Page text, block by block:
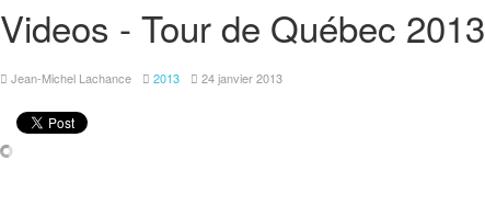
Videos - Tour de Québec 2013
Jean-Michel Lachance 2013 24 janvier 2013